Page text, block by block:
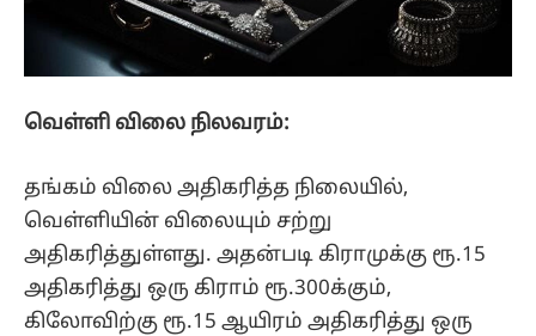
வெள்ளி விலை நிலவரம்:
தங்கம் விலை அதிகரித்த நிலையில்,
வெள்ளியின் விலையும் சற்று
அதிகரித்துள்ளது. அதன்படி கிராமுக்கு ரூ.15
அதிகரித்து ஒரு கிராம் ரூ.300க்கும்,
கிலோவிற்கு ரூ.15 ஆயிரம் அதிகரித்து ஒரு